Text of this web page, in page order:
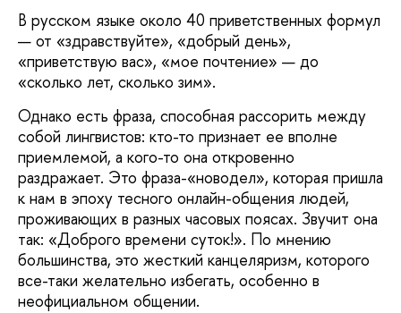
В русском языке около 40 приветственных формул
— от «здравствуйте», «добрый день»,
«приветствую вас», «мое почтение» — до
«сколько лет, сколько зим».
Однако есть фраза, способная рассорить между
собой лингвистов: кто-то признает ее вполне
приемлемой, а кого-то она откровенно
раздражает. Это фраза-«новодел», которая пришла
к нам в эпоху тесного онлайн-общения людей,
проживающих в разных часовых поясах. Звучит она
так: «Доброго времени суток!». По мнению
большинства, это жесткий канцеляризм, которого
все-таки желательно избегать, особенно в
неофициальном общении.